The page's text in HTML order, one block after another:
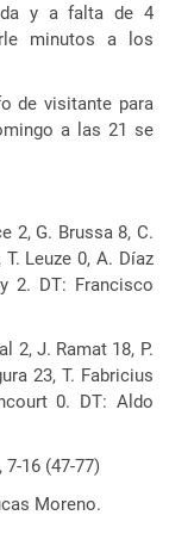
y a falta de 4
minutos a los
de visitante para
a las 21 se
2, G. Brussa 8, C.
Leuze 0, A. Díaz
2. DT: Francisco
2, J. Ramat 18, P.
23, T. Fabricius
0. DT: Aldo
7-16 (47-77)
Moreno.